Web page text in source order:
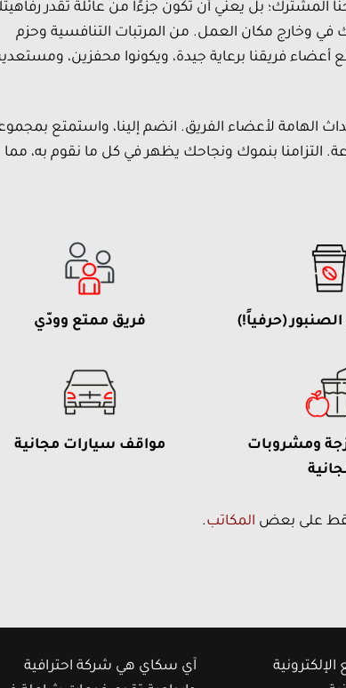
المشترك؛ بل يعني أن تكون جزءًا من عائلة تقدر
وخارج مكان العمل. من المرتبات التنافسية وحزم
فريقنا برعاية جيدة، ويكونوا محفزين،
الهامة لأعضاء الفريق. انضم إلينا، واستمتع
التزامنا بنموك ونجاحك يظهر في كل ما نقوم به، مما
(حرفياً!) فريق ممتع وودّي
ومشروبات
مواقف سيارات مجانية
فقط على بعض المكاتب.
آي سكاي هي شركة احترافية